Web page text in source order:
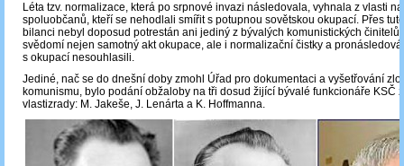
Léta tzv. normalizace, která po srpnové invazi následovala, vyhnala z vlasti
spoluobčanů, kteří se nehodlali smířit s potupnou sovětskou okupací. Přes
bilanci nebyl doposud potrestán ani jediný z bývalých komunistických
svědomí nejen samotný akt okupace, ale i normalizační čistky a
s okupací nesouhlasili.
Jediné, nač se do dnešní doby zmohl Úřad pro dokumentaci a vyšetřování
komunismu, bylo podání obžaloby na tři dosud žijící bývalé funkcionáře KSČ
vlastizrady: M. Jakeše, J. Lenárta a K. Hoffmanna.